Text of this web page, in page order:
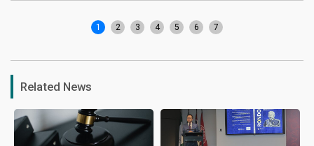
1 2 3 4 5 6 7
Related News